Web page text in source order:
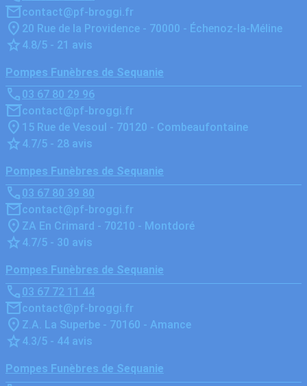
contact@pf-broggi.fr
20 Rue de la Providence - 70000 - Échenoz-la-Méline
4.8/5 - 21 avis
Pompes Funèbres de Sequanie
03 67 80 29 96
contact@pf-broggi.fr
15 Rue de Vesoul - 70120 - Combeaufontaine
4.7/5 - 28 avis
Pompes Funèbres de Sequanie
03 67 80 39 80
contact@pf-broggi.fr
ZA En Crimard - 70210 - Montdoré
4.7/5 - 30 avis
Pompes Funèbres de Sequanie
03 67 72 11 44
contact@pf-broggi.fr
Z.A. La Superbe - 70160 - Amance
4.3/5 - 44 avis
Pompes Funèbres de Sequanie